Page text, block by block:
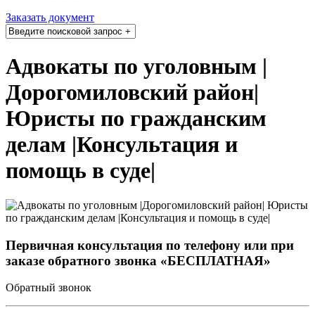
Заказать документ
Адвокаты по уголовным |
Дорогомиловский район|
Юристы по гражданским
делам |Консультация и
помощь в суде|
Первичная консультация по телефону или при
заказе обратного звонка «БЕСПЛАТНАЯ»
Обратный звонок